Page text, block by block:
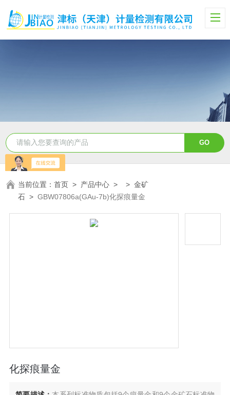
当前位置：首页 > 产品中心 > >金矿
石 >GBW07806a(GAu-7b)化探痕量金
化探痕量金